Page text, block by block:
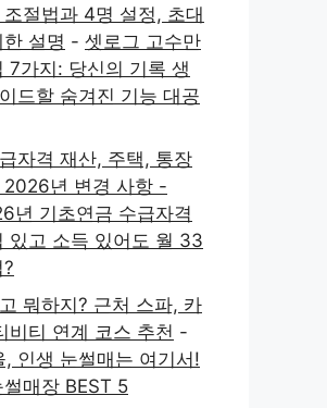
절법과 4명 설정, 초대
설명 - 셋로그 고수만
7가지: 당신의 기록 생
드할 숨겨진 기능 대공
자격 재산, 주택, 통장
2026년 변경 사항 -
년 기초연금 수급자격
있고 소득 있어도 월 33
뭐하지? 근처 스파, 카
비티 연계 코스 추천 -
인생 눈썰매는 여기서!
매장 BEST 5